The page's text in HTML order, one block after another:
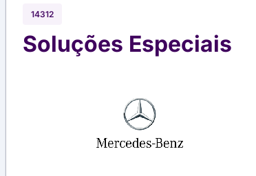
14312
Soluções Especiais